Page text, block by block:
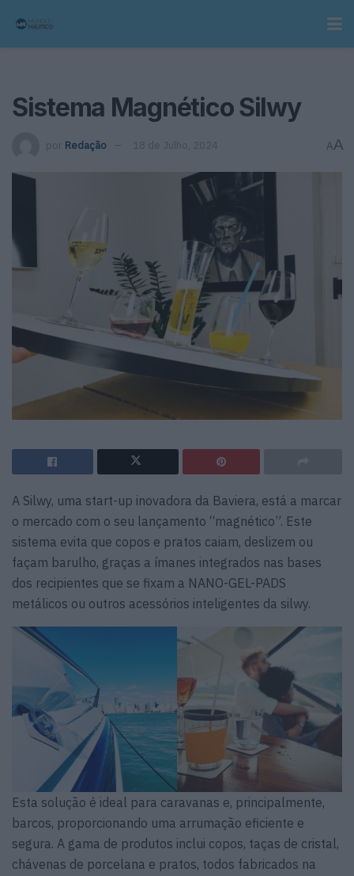
Sistema Magnético Silwy
por Redação 18 de Julho, 2024 AA
A Silwy, uma start-up inovadora da Baviera, está a marcar
o mercado com o seu lançamento “magnético”. Este
sistema evita que copos e pratos caiam, deslizem ou
façam barulho, graças a ímanes integrados nas bases
dos recipientes que se fixam a NANO-GEL-PADS
metálicos ou outros acessórios inteligentes da silwy.
Esta solução é ideal para caravanas e, principalmente,
barcos, proporcionando uma arrumação eficiente e
segura. A gama de produtos inclui copos, taças de cristal,
chávenas de porcelana e pratos, todos fabricados na